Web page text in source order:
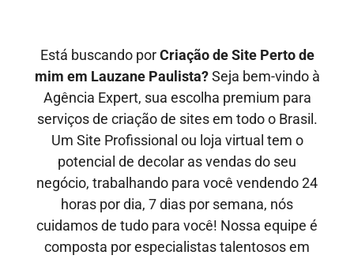
Está buscando porCriação de Site Perto de
mim em Lauzane Paulista?Seja bem-vindo à
Agência Expert, sua escolha premium para
serviços de criação de sites em todo o Brasil.
Um Site Profissional ou loja virtual tem o
potencial de decolar as vendas do seu
negócio, trabalhando para você vendendo 24
horas por dia, 7 dias por semana, nós
cuidamos de tudo para você! Nossa equipe é
composta por especialistas talentosos em